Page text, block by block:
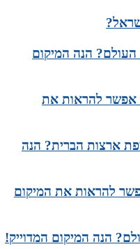
הנה המיקום
אפשר להראות את
ארצות הברית? הנה
להראות את המיקום
הנה המיקום המדוייק!